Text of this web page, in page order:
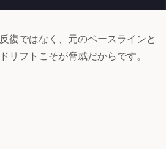
復ではなく、元のベースラインと
リフトこそが脅威だからです。